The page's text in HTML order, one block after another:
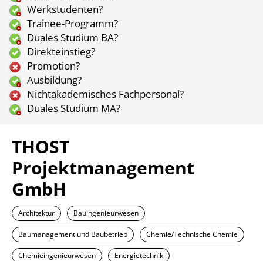
Werkstudenten?
Trainee-Programm?
Duales Studium BA?
Direkteinstieg?
Promotion?
Ausbildung?
Nichtakademisches Fachpersonal?
Duales Studium MA?
THOST
Projektmanagement
GmbH
Architektur Bauingenieurwesen
Baumanagement und Baubetrieb Chemie/Technische Chemie
Chemieingenieurwesen Energietechnik